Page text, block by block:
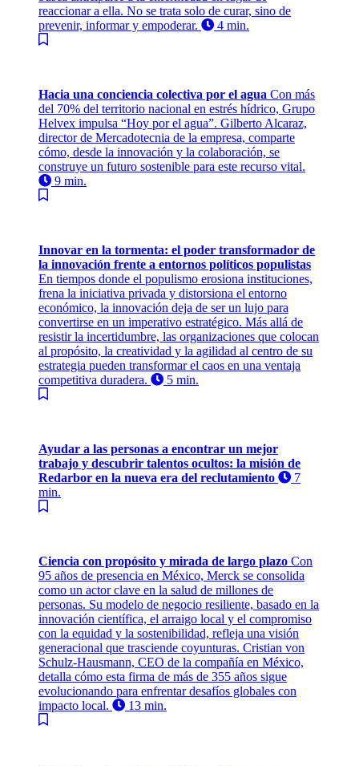
reaccionar a ella. No se trata solo de curar, sino de
prevenir, informar y empoderar.
4 min.
Hacia una conciencia colectiva por el agua Con más
del 70% del territorio nacional en estrés hídrico, Grupo
Helvex impulsa “Hoy por el agua”. Gilberto Alcaraz,
director de Mercadotecnia de la empresa, comparte
cómo, desde la innovación y la colaboración, se
construye un futuro sostenible para este recurso vital.
9 min.
Innovar en la tormenta: el poder transformador de
la innovación frente a entornos políticos populistas
En tiempos donde el populismo erosiona instituciones,
frena la iniciativa privada y distorsiona el entorno
económico, la innovación deja de ser un lujo para
convertirse en un imperativo estratégico. Más allá de
resistir la incertidumbre, las organizaciones que colocan
al propósito, la creatividad y la agilidad al centro de su
estrategia pueden transformar el caos en una ventaja
competitiva duradera.
5 min.
Ayudar a las personas a encontrar un mejor
trabajo y descubrir talentos ocultos: la misión de
Redarbor en la nueva era del reclutamiento
7
min.
Ciencia con propósito y mirada de largo plazo Con
95 años de presencia en México, Merck se consolida
como un actor clave en la salud de millones de
personas. Su modelo de negocio resiliente, basado en la
innovación científica, el arraigo local y el compromiso
con la equidad y la sostenibilidad, refleja una visión
generacional que trasciende coyunturas. Cristian von
Schulz-Hausmann, CEO de la compañía en México,
detalla cómo esta firma de más de 355 años sigue
evolucionando para enfrentar desafíos globales con
impacto local.
13 min.